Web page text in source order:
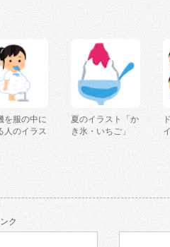
を服の中に
人のイラス
夏のイラスト「か
き氷・いちご」
ク